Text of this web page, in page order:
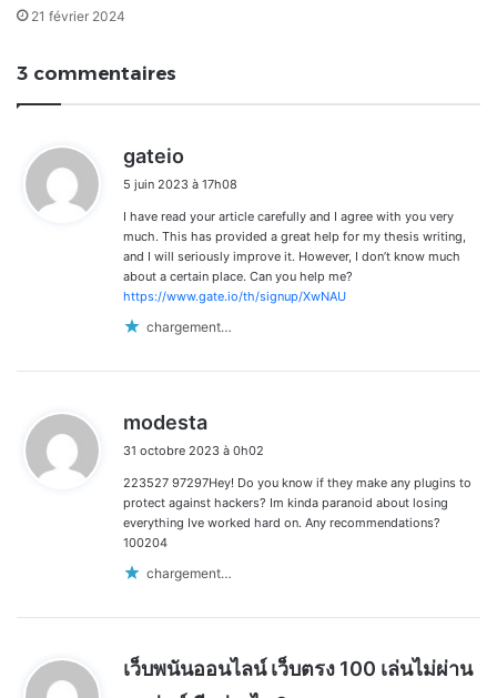
21 février 2024
3 commentaires
gateio
t
:
5 juin 2023 à 17h08
I have read your article carefully and I agree with you very
much. This has provided a great help for my thesis writing,
and I will seriously improve it. However, I don’t know much
about a certain place. Can you help me?
https://www.gate.io/th/signup/XwNAU
chargement…
modesta
t
:
31 octobre 2023 à 0h02
223527 97297Hey! Do you know if they make any plugins to
protect against hackers? Im kinda paranoid about losing
everything Ive worked hard on. Any recommendations?
100204
chargement…
เว็บพนันออนไลน์ เว็บตรง 100 เล่นไม่ผ่าน